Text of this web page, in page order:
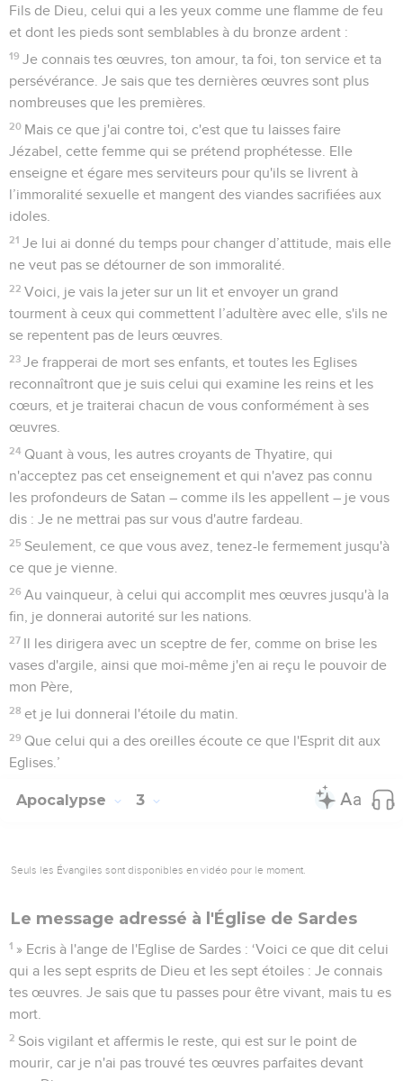
Fils de Dieu, celui qui a les yeux comme une flamme de feu
et dont les pieds sont semblables à du bronze ardent :
19 Je connais tes œuvres, ton amour, ta foi, ton service et ta
persévérance. Je sais que tes dernières œuvres sont plus
nombreuses que les premières.
20 Mais ce que j'ai contre toi, c'est que tu laisses faire
Jézabel, cette femme qui se prétend prophétesse. Elle
enseigne et égare mes serviteurs pour qu'ils se livrent à
l’immoralité sexuelle et mangent des viandes sacrifiées aux
idoles.
21 Je lui ai donné du temps pour changer d’attitude, mais elle
ne veut pas se détourner de son immoralité.
22 Voici, je vais la jeter sur un lit et envoyer un grand
tourment à ceux qui commettent l’adultère avec elle, s'ils ne
se repentent pas de leurs œuvres.
23 Je frapperai de mort ses enfants, et toutes les Eglises
reconnaîtront que je suis celui qui examine les reins et les
cœurs, et je traiterai chacun de vous conformément à ses
œuvres.
24 Quant à vous, les autres croyants de Thyatire, qui
n'acceptez pas cet enseignement et qui n'avez pas connu
les profondeurs de Satan – comme ils les appellent – je vous
dis : Je ne mettrai pas sur vous d'autre fardeau.
25 Seulement, ce que vous avez, tenez-le fermement jusqu'à
ce que je vienne.
26 Au vainqueur, à celui qui accomplit mes œuvres jusqu'à la
fin, je donnerai autorité sur les nations.
27 Il les dirigera avec un sceptre de fer, comme on brise les
vases d'argile, ainsi que moi-même j'en ai reçu le pouvoir de
mon Père,
28 et je lui donnerai l'étoile du matin.
29 Que celui qui a des oreilles écoute ce que l'Esprit dit aux
Eglises.’
Apocalypse 3
Seuls les Évangiles sont disponibles en vidéo pour le moment.
Le message adressé à l'Église de Sardes
1 » Ecris à l'ange de l'Eglise de Sardes : ‘Voici ce que dit celui
qui a les sept esprits de Dieu et les sept étoiles : Je connais
tes œuvres. Je sais que tu passes pour être vivant, mais tu es
mort.
2 Sois vigilant et affermis le reste, qui est sur le point de
mourir, car je n'ai pas trouvé tes œuvres parfaites devant